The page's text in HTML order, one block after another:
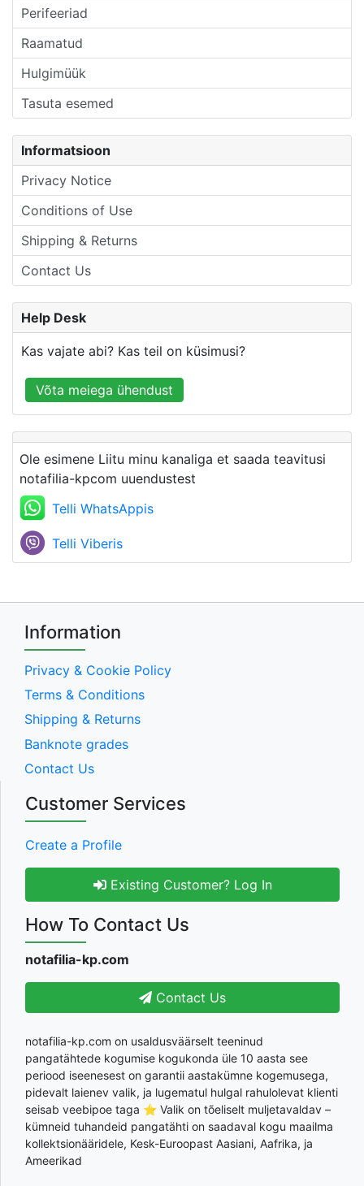
Perifeeriad
Raamatud
Hulgimüük
Tasuta esemed
Informatsioon
Privacy Notice
Conditions of Use
Shipping & Returns
Contact Us
Help Desk
Kas vajate abi? Kas teil on küsimusi?
Võta meiega ühendust
Ole esimene Liitu minu kanaliga et saada teavitusi
notafilia-kpcom uuendustest
Telli WhatsAppis
Telli Viberis
Information
Privacy & Cookie Policy
Terms & Conditions
Shipping & Returns
Banknote grades
Contact Us
Customer Services
Create a Profile
Existing Customer? Log In
How To Contact Us
notafilia-kp.com
Contact Us
notafilia-kp.com on usaldusväärselt teeninud
pangatähtede kogumise kogukonda üle 10 aasta see
periood iseenesest on garantii aastakümne kogemusega,
pidevalt laienev valik, ja lugematul hulgal rahulolevat klienti
seisab veebipoe taga ⭐ Valik on tõeliselt muljetavaldav –
kümneid tuhandeid pangatähti on saadaval kogu maailma
kollektsionääridele, Kesk-Euroopast Aasiani, Aafrika, ja
Ameerikad